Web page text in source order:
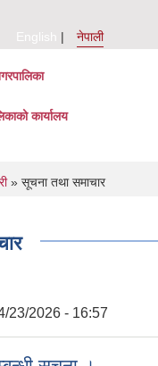
English
नेपाली
कार्यालय
» सूचना तथा समाचार
23/2026 - 16:57